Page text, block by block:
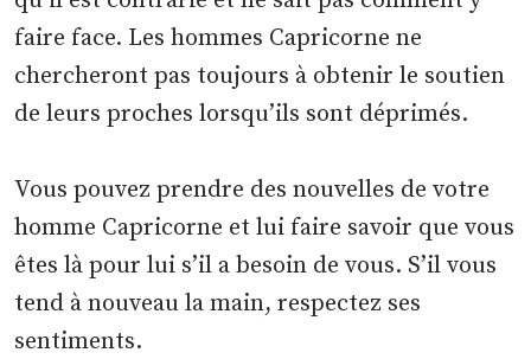
faire face. Les hommes Capricorne ne
chercheront pas toujours à obtenir le soutien
de leurs proches lorsqu’ils sont déprimés.
Vous pouvez prendre des nouvelles de votre
homme Capricorne et lui faire savoir que vous
êtes là pour lui s’il a besoin de vous. S’il vous
tend à nouveau la main, respectez ses
sentiments.